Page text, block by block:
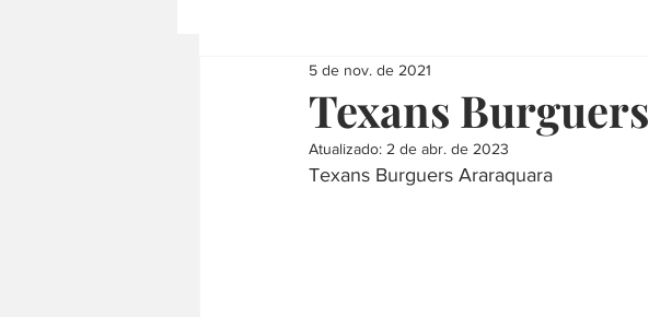
doce eventos
culinária internacional árabe
Texans Burguers
5 de nov. de 2021
Atualizado: 2 de abr. de 2023
Texans Burguers Araraquara